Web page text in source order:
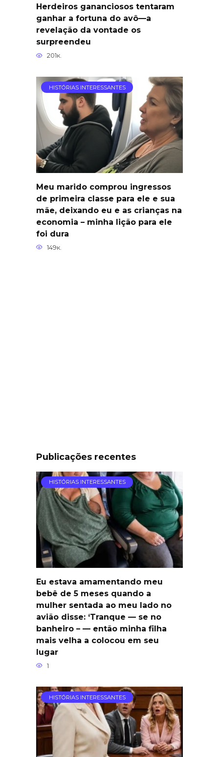
Herdeiros gananciosos tentaram
ganhar a fortuna do avô—a
revelação da vontade os
surpreendeu
201к.
HISTÓRIAS INTERESSANTES
Meu marido comprou ingressos
de primeira classe para ele e sua
mãe, deixando eu e as crianças na
economia – minha lição para ele
foi dura
149к.
Publicações recentes
HISTÓRIAS INTERESSANTES
Eu estava amamentando meu
bebê de 5 meses quando a
mulher sentada ao meu lado no
avião disse: ‘Tranque — se no
banheiro – — então minha filha
mais velha a colocou em seu
lugar
1
HISTÓRIAS INTERESSANTES